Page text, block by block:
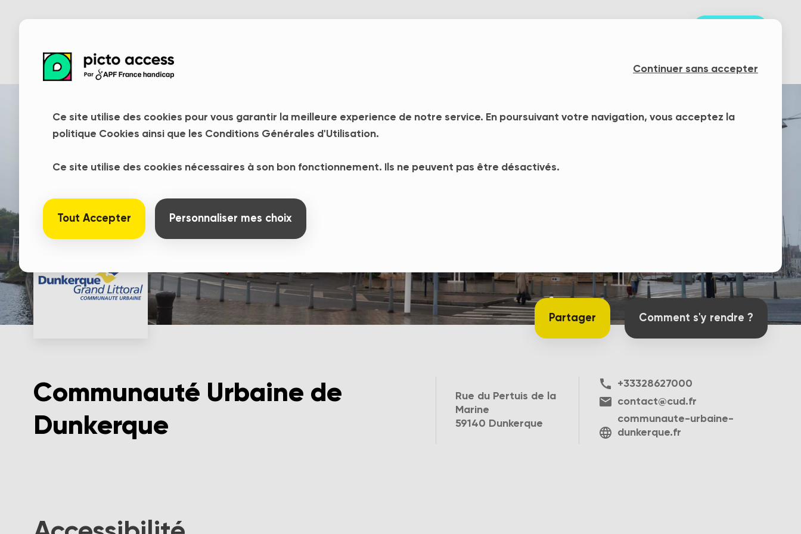
Partager Comment s'y rendre ?
Communauté Urbaine de
Dunkerque
Rue du Pertuis de la
Marine
59140 Dunkerque
+33328627000
contact@cud.fr
communaute-urbaine-
dunkerque.fr
Continuer sans accepter
Ce site utilise des cookies pour vous garantir la meilleure experience de notre service. En poursuivant votre navigation, vous acceptez la
politique Cookies ainsi que les Conditions Générales d'Utilisation.
Ce site utilise des cookies nécessaires à son bon fonctionnement. Ils ne peuvent pas être désactivés.
Tout Accepter Personnaliser mes choix